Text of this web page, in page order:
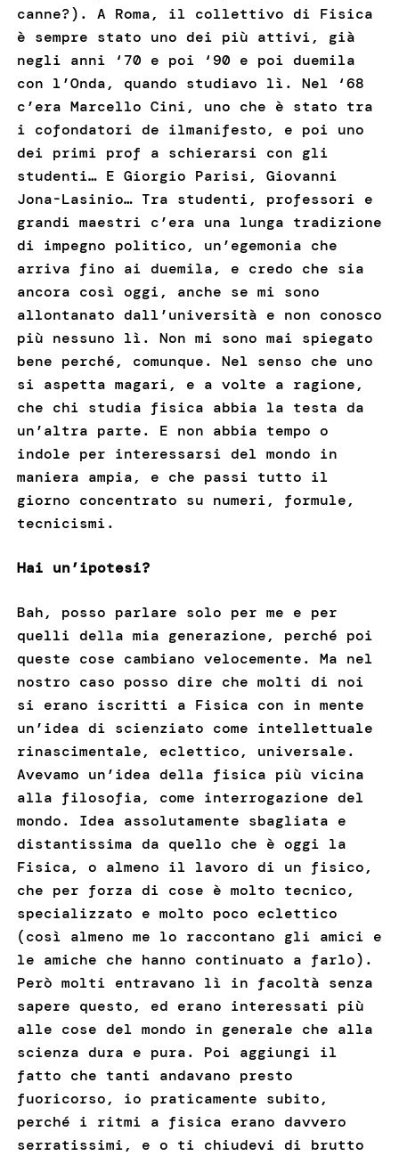
canne?). A Roma, il collettivo di Fisica
è sempre stato uno dei più attivi, già
negli anni ‘70 e poi ‘90 e poi duemila
con l’Onda, quando studiavo lì. Nel ‘68
c’era Marcello Cini, uno che è stato tra
i cofondatori de ilmanifesto, e poi uno
dei primi prof a schierarsi con gli
studenti… E Giorgio Parisi, Giovanni
Jona-Lasinio… Tra studenti, professori e
grandi maestri c’era una lunga tradizione
di impegno politico, un’egemonia che
arriva fino ai duemila, e credo che sia
ancora così oggi, anche se mi sono
allontanato dall’università e non conosco
più nessuno lì. Non mi sono mai spiegato
bene perché, comunque. Nel senso che uno
si aspetta magari, e a volte a ragione,
che chi studia fisica abbia la testa da
un’altra parte. E non abbia tempo o
indole per interessarsi del mondo in
maniera ampia, e che passi tutto il
giorno concentrato su numeri, formule,
tecnicismi.
Hai un’ipotesi?
Bah, posso parlare solo per me e per
quelli della mia generazione, perché poi
queste cose cambiano velocemente. Ma nel
nostro caso posso dire che molti di noi
si erano iscritti a Fisica con in mente
un’idea di scienziato come intellettuale
rinascimentale, eclettico, universale.
Avevamo un’idea della fisica più vicina
alla filosofia, come interrogazione del
mondo. Idea assolutamente sbagliata e
distantissima da quello che è oggi la
Fisica, o almeno il lavoro di un fisico,
che per forza di cose è molto tecnico,
specializzato e molto poco eclettico
(così almeno me lo raccontano gli amici e
le amiche che hanno continuato a farlo).
Però molti entravano lì in facoltà senza
sapere questo, ed erano interessati più
alle cose del mondo in generale che alla
scienza dura e pura. Poi aggiungi il
fatto che tanti andavano presto
fuoricorso, io praticamente subito,
perché i ritmi a fisica erano davvero
serratissimi, e o ti chiudevi di brutto